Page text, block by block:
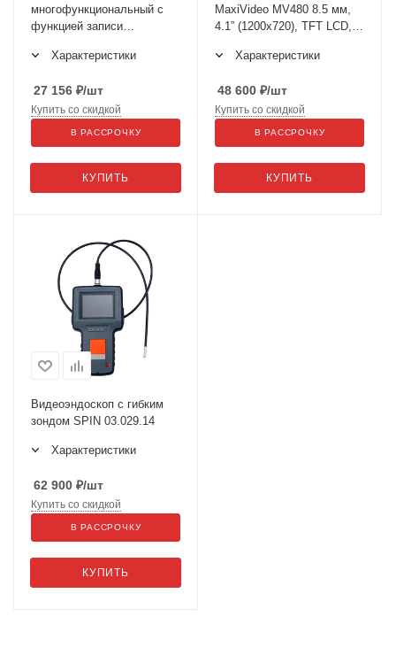
многофункциональный с
функцией записи
Характеристики
27 156 ₽/шт
КУПИТЬ
Купить со скидкой
В РАССРОЧКУ
MaxiVideo MV480 8.5 мм,
4.1” (1200x720), TFT LCD, 2
Характеристики
48 600 ₽/шт
КУПИТЬ
Купить со скидкой
В РАССРОЧКУ
Видеоэндоскоп с гибким
зондом SPIN 03.029.14
Характеристики
62 900 ₽/шт
КУПИТЬ
Купить со скидкой
В РАССРОЧКУ